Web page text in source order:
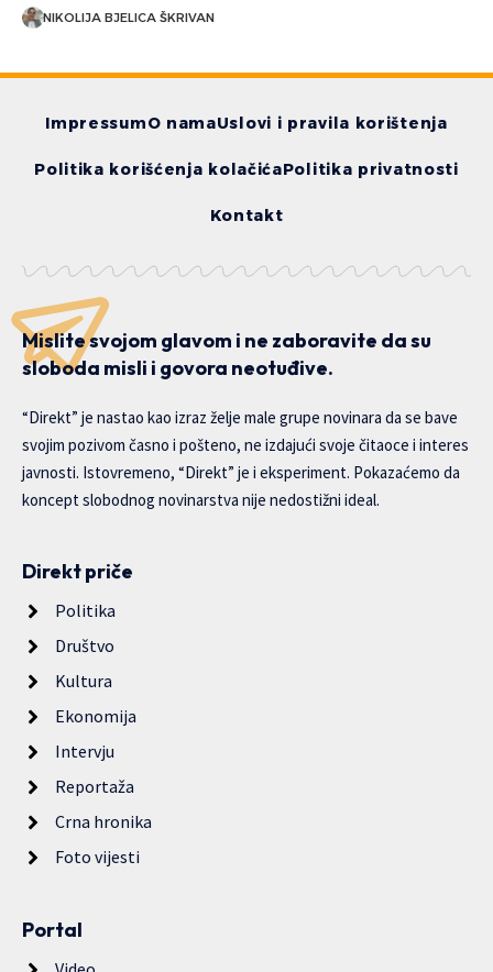
NIKOLIJA BJELICA ŠKRIVAN
ImpressumO namaUslovi i pravila korištenja
Politika korišćenja kolačićaPolitika privatnosti
Kontakt
Mislite svojom glavom i ne zaboravite da su
sloboda misli i govora neotuđive.
“Direkt” je nastao kao izraz želje male grupe novinara da se bave
svojim pozivom časno i pošteno, ne izdajući svoje čitaoce i interes
javnosti. Istovremeno, “Direkt” je i eksperiment. Pokazaćemo da
koncept slobodnog novinarstva nije nedostižni ideal.
Direkt priče
Politika
Društvo
Kultura
Ekonomija
Intervju
Reportaža
Crna hronika
Foto vijesti
Portal